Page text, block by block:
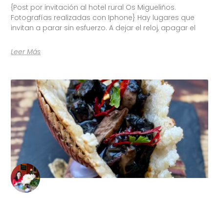
{Post por invitación al hotel rural Os Migueliños.
Fotografías realizadas con Iphone} Hay lugares que
invitan a parar sin esfuerzo. A dejar el reloj, apagar el
Leer Más